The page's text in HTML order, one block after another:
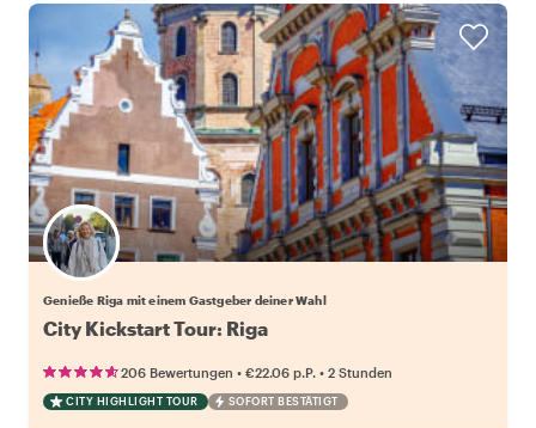
Wähle deinen Lieblingsgastgeber
Genieße Riga mit einem Gastgeber deiner Wahl
City Kickstart Tour: Riga
206 Bewertungen • €22.06 p.P. • 2 Stunden
CITY HIGHLIGHT TOUR SOFORT BESTÄTIGT